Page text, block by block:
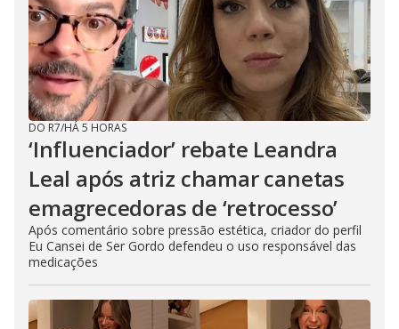
DO R7/HÁ 5 HORAS
‘Influenciador’ rebate Leandra
Leal após atriz chamar canetas
emagrecedoras de ‘retrocesso’
Após comentário sobre pressão estética, criador do perfil
Eu Cansei de Ser Gordo defendeu o uso responsável das
medicações